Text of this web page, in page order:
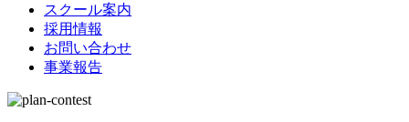
スクール案内
採用情報
お問い合わせ
事業報告